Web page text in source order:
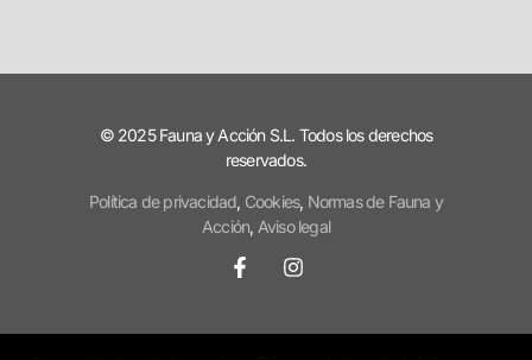
© 2025 Fauna y Acción S.L. Todos los derechos
reservados.
Política de privacidad, Cookies, Normas de Fauna y
Acción, Aviso legal